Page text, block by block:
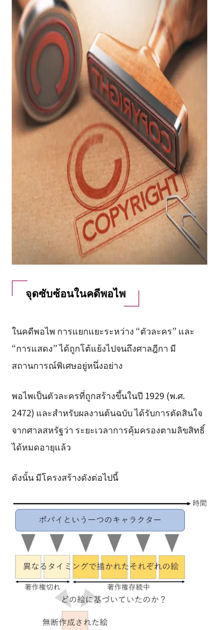
จุดซับซ้อนในคดีพอไพ
ในคดีพอไพ การแยกแยะระหว่าง “ตัวละคร” และ
“การแสดง” ได้ถูกโต้แย้งไปจนถึงศาลฎีกา มี
สถานการณ์พิเศษอยู่หนึ่งอย่าง
พอไพเป็นตัวละครที่ถูกสร้างขึ้นในปี 1929 (พ.ศ.
2472) และสำหรับผลงานต้นฉบับ ได้รับการตัดสินใจ
จากศาลสหรัฐว่า ระยะเวลาการคุ้มครองตามลิขสิทธิ์
ได้หมดอายุแล้ว
ดังนั้น มีโครงสร้างดังต่อไปนี้